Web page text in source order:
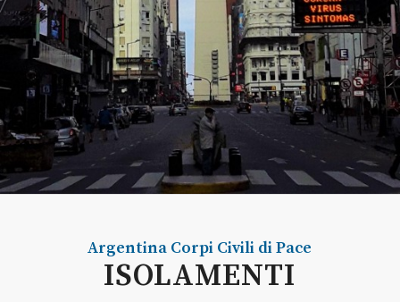
Argentina Corpi Civili di Pace
ISOLAMENTI